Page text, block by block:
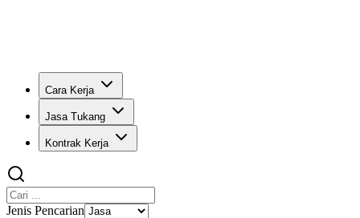
Cara Kerja
Jasa Tukang
Kontrak Kerja
Jenis Pencarian